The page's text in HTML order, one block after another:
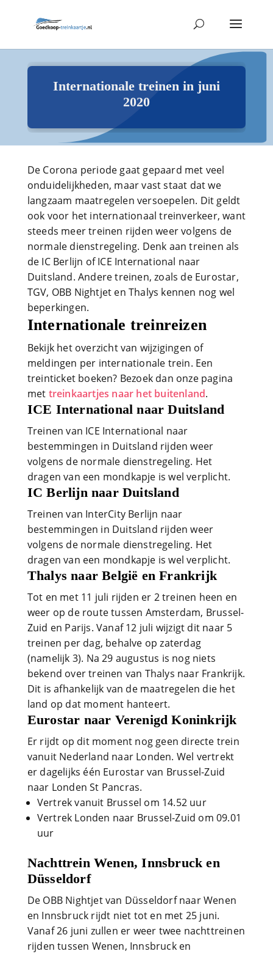
Internationale treinen in juni
2020
De Corona periode gaat gepaard met veel
onduidelijkheden, maar vast staat dat we
langzaam maatregelen versoepelen. Dit geldt
ook voor het internationaal treinverkeer, want
steeds meer treinen rijden weer volgens de
normale dienstregeling. Denk aan treinen als
de IC Berlijn of ICE International naar
Duitsland. Andere treinen, zoals de Eurostar,
TGV, OBB Nightjet en Thalys kennen nog wel
beperkingen.
Internationale treinreizen
Bekijk het overzicht van wijzigingen of
meldingen per internationale trein. Een
treinticket boeken? Bezoek dan onze pagina
met treinkaartjes naar het buitenland.
ICE International naar Duitsland
Treinen van ICE International naar
bestemmingen in Duitsland rijden weer
volgens de normale dienstregeling. Het
dragen van een mondkapje is wel verplicht.
IC Berlijn naar Duitsland
Treinen van InterCity Berlijn naar
bestemmingen in Duitsland rijden weer
volgens de normale dienstregeling. Het
dragen van een mondkapje is wel verplicht.
Thalys naar België en Frankrijk
Tot en met 11 juli rijden er 2 treinen heen en
weer op de route tussen Amsterdam, Brussel-
Zuid en Parijs. Vanaf 12 juli wijzigt dit naar 5
treinen per dag, behalve op zaterdag
(namelijk 3). Na 29 augustus is nog niets
bekend over treinen van Thalys naar Frankrijk.
Dit is afhankelijk van de maatregelen die het
land op dat moment hanteert.
Eurostar naar Verenigd Koninkrijk
Er rijdt op dit moment nog geen directe trein
vanuit Nederland naar Londen. Wel vertrekt
er dagelijks één Eurostar van Brussel-Zuid
naar Londen St Pancras.
Vertrek vanuit Brussel om 14.52 uur
Vertrek Londen naar Brussel-Zuid om 09.01
uur
Nachttrein Wenen, Innsbruck en
Düsseldorf
De OBB Nightjet van Düsseldorf naar Wenen
en Innsbruck rijdt niet tot en met 25 juni.
Vanaf 26 juni zullen er weer twee nachttreinen
rijden tussen Wenen, Innsbruck en